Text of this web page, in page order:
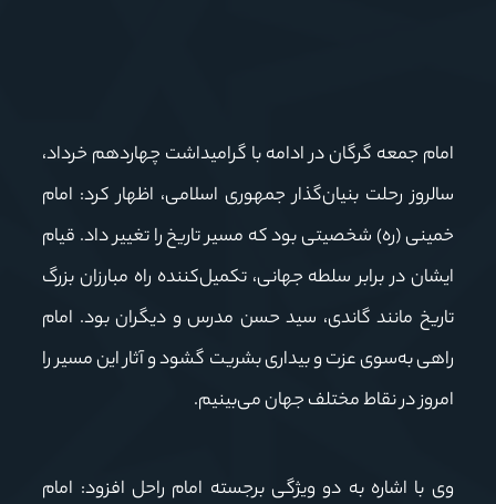
امام جمعه گرگان در ادامه با گرامیداشت چهاردهم خرداد،
سالروز رحلت بنیان‌گذار جمهوری اسلامی، اظهار کرد: امام
خمینی (ره) شخصیتی بود که مسیر تاریخ را تغییر داد. قیام
ایشان در برابر سلطه جهانی، تکمیل‌کننده راه مبارزان بزرگ
تاریخ مانند گاندی، سید حسن مدرس و دیگران بود. امام
راهی به‌سوی عزت و بیداری بشریت گشود و آثار این مسیر را
امروز در نقاط مختلف جهان می‌بینیم.
وی با اشاره به دو ویژگی برجسته امام راحل افزود: امام